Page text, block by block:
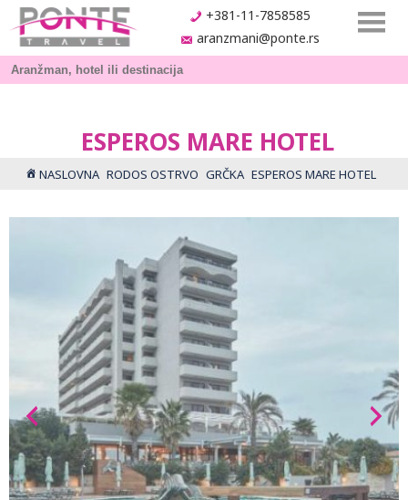
+381-11-7858585
aranzmani@ponte.rs
ESPEROS MARE HOTEL
NASLOVNA RODOS OSTRVO GRČKA ESPEROS MARE HOTEL